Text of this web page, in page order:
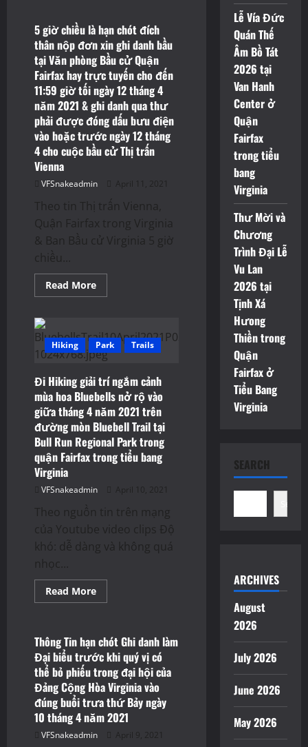
Nhà
hàng
Tysons
2021:
Ngày
12-
18
Tháng
4
Năm
2021
5 giờ chiều là hạn chót đích
thân nộp đơn xin ghi danh bầu
tại Văn phòng Bầu cử Quận
Fairfax hay trực tuyến cho đến
11:59 giờ tối ngày 12 tháng 4
năm 2021 & ghi danh qua thư
phải được đóng dấu bưu điện
vào hoặc trước ngày 12 tháng
4 cho cuộc bầu cử Thị trấn
Vienna
VFSnakeadmin April 11, 2021
Theo tin Thị trấn Vienna,
Quận Fairfax trong Virginia
& Ban Bầu cử Virginia 5 giờ
chiều...
Read MoreRead
more
chiều
là
hạn
chót
thân
nộp
đơn
xin
ghi
danh
bầu
tại
Văn
phòng
cử
Quận
Fairfax
hay
trực
tuyến
cho
đến
tối
ngày
12
2021
&
ghi
danh
qua
thư
phải
được
đóng
bưu
Hiking Park Trails
Đi Hiking giải trí ngắm cảnh
mùa hoa Bluebells nở rộ vào
giữa tháng 4 năm 2021 trên
đường mòn Bluebell Trail tại
Bull Run Regional Park trong
quận Fairfax trong tiểu bang
Virginia
VFSnakeadmin April 10, 2021
Theo nguồn tin trên mạng
của Youtube video clips Độ
khó: dễ dàng và không quá
nhọc...
Read MoreRead
more
giải
trí
ngắm
cảnh
mùa
hoa
Bluebells
nở
rộ
vào
giữa
Thông Báo
Thông Tin hạn chót Ghi danh làm
Đại biểu trước khi quý vị có
thể bỏ phiếu trong đại hội của
Đảng Cộng Hòa Virginia vào
đúng buổi trưa thứ Bảy ngày
10 tháng 4 năm 2021
VFSnakeadmin April 9, 2021
Lễ Vía Đức
Quán Thế
Âm Bồ Tát
2026 tại
Van Hanh
Center ở
Quận
Fairfax
trong tiểu
bang
Virginia
Thư Mời và
Chương
Trình Đại Lễ
Vu Lan
2026 tại
Tịnh Xá
Hưong
Thiền trong
Quận
Fairfax ở
Tiểu Bang
Virginia
SEARCH
Search
ARCHIVES
August
2026
July 2026
June 2026
May 2026